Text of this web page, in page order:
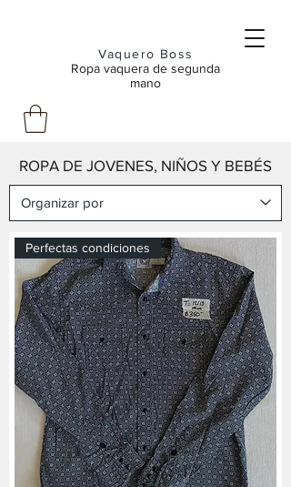
Vaquero Boss
Ropa vaquera de segunda
mano
ROPA DE JOVENES, NIÑOS Y BEBÉS
Perfectas condiciones